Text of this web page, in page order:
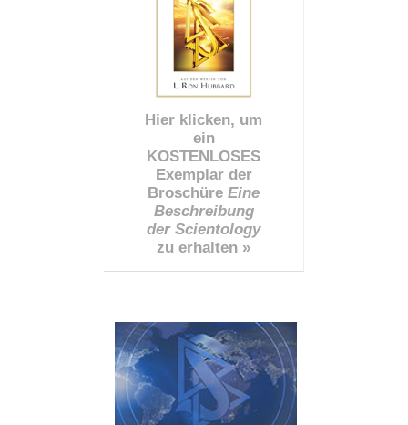
Hier klicken, um
ein
KOSTENLOSES
Exemplar der
Broschüre Eine
Beschreibung
der Scientology
zu erhalten »